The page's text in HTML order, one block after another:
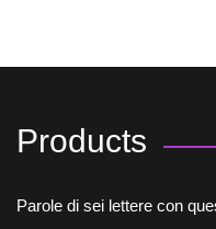
Products
Parole di sei lettere con